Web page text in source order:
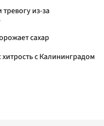
из-за
сахар
с Калининградом